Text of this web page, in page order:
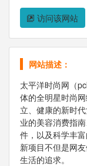
访问该网站
网站描述：
太平洋时尚网（
体的全明星时尚
立、健康的新时
业的美容消费指
件，以及科学丰
新项目不但是网
生活的追求。